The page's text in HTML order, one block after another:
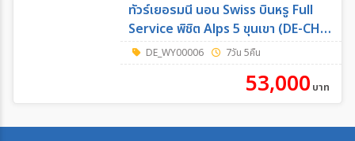
ทัวร์เยอรมนี นอน Swiss บินหรู Full
Service พิชิต Alps 5 ขุนเขา (DE-CH-
IT) 7วัน 5คืน (WY)
DE_WY00006 7วัน 5คืน
53,000 บาท